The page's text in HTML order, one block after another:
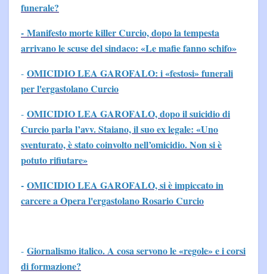
funerale?
- Manifesto morte killer Curcio, dopo la tempesta
arrivano le scuse del sindaco: «Le mafie fanno schifo»
- OMICIDIO LEA GAROFALO: i «festosi» funerali
per l'ergastolano Curcio
- OMICIDIO LEA GAROFALO, dopo il suicidio di
Curcio parla l’avv. Staiano, il suo ex legale: «Uno
sventurato, è stato coinvolto nell’omicidio. Non si è
potuto rifiutare»
- OMICIDIO LEA GAROFALO, si è impiccato in
carcere a Opera l'ergastolano Rosario Curcio
- Giornalismo italico. A cosa servono le «regole» e i corsi
di formazione?